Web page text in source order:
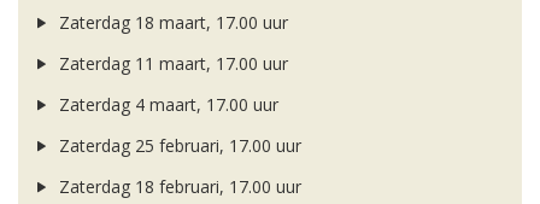
Zaterdag 18 maart, 17.00 uur
Zaterdag 11 maart, 17.00 uur
Zaterdag 4 maart, 17.00 uur
Zaterdag 25 februari, 17.00 uur
Zaterdag 18 februari, 17.00 uur